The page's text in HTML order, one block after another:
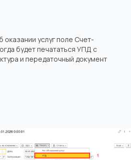
оказании услуг поле Счет-
будет печататься УПД с
и передаточный документ